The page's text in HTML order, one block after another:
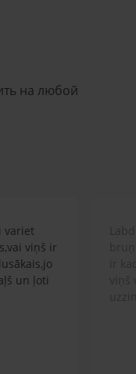
на любой
variet
viņš ir
un ļoti